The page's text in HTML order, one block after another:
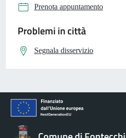
Prenota appuntamento
Problemi in città
Segnala disservizio